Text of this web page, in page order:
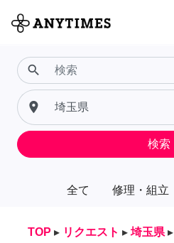
全て 修理・組立
search
place
検索
TOP ▸ リクエスト ▸ 埼玉県 ▸